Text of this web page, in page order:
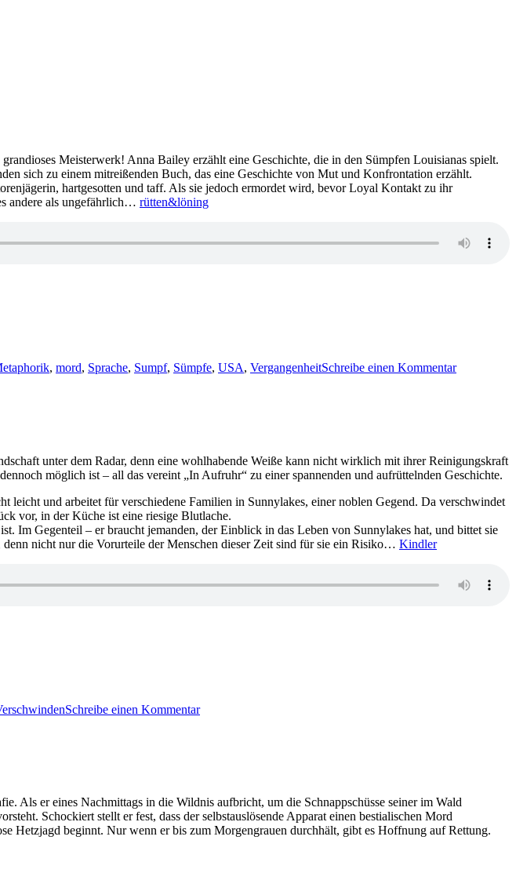
Meisterwerk! Anna Bailey erzählt eine Geschichte, die in den Sümpfen Louisianas spielt.
sich zu einem mitreißenden Buch, das eine Geschichte von Mut und Konfrontation erzählt.
hartgesotten und taff. Als sie jedoch ermordet wird, bevor Loyal Kontakt zu ihr
andere als ungefährlich… rütten&löning
, mord, Sprache, Sumpf, Sümpfe, USA, VergangenheitSchreibe einen KommentarAnna
unter dem Radar, denn eine wohlhabende Weiße kann nicht wirklich mit ihrer Reinigungskraft
möglich ist – all das vereint „In Aufruhr“ zu einer spannenden und aufrüttelnden Geschichte.
und arbeitet für verschiedene Familien in Sunnylakes, einer noblen Gegend. Da verschwindet
vor, in der Küche ist eine riesige Blutlache.
Gegenteil – er braucht jemanden, der Einblick in das Leben von Sunnylakes hat, und bittet sie
nicht nur die Vorurteile der Menschen dieser Zeit sind für sie ein Risiko… Kindler
Schreibe einen KommentarInga
Als er eines Nachmittags in die Wildnis aufbricht, um die Schnappschüsse seiner im Wald
Schockiert stellt er fest, dass der selbstauslösende Apparat einen bestialischen Mord
Hetzjagd beginnt. Nur wenn er bis zum Morgengrauen durchhält, gibt es Hoffnung auf Rettung.